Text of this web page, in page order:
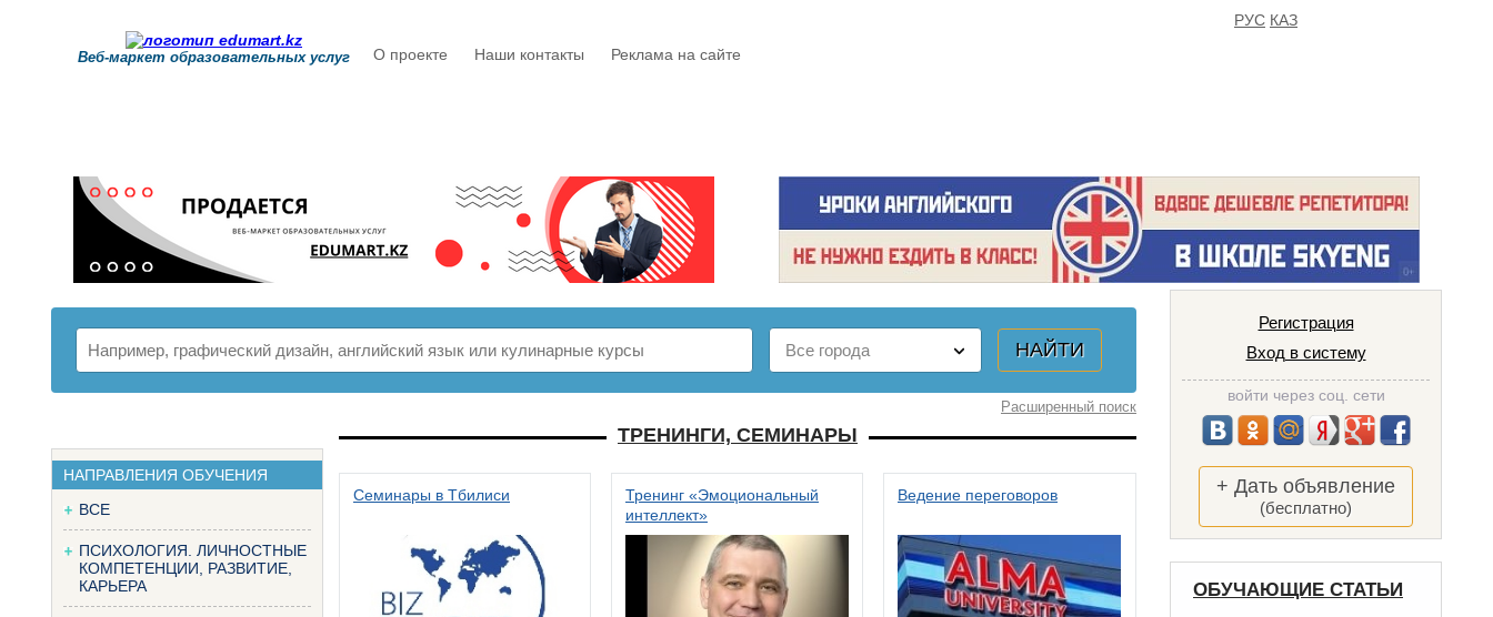
Веб-маркет образовательных услуг О проекте Наши контакты Реклама на сайте
РУС КАЗ
Расширенный поиск
НАПРАВЛЕНИЯ ОБУЧЕНИЯ
ВСЕ
ПСИХОЛОГИЯ. ЛИЧНОСТНЫЕ
КОМПЕТЕНЦИИ, РАЗВИТИЕ,
КАРЬЕРА
ТРЕНИНГИ, СЕМИНАРЫ
Семинары в Тбилиси
Тренинг «Эмоциональный
интеллект»
Ведение переговоров
Регистрация
Вход в систему
войти через соц. сети
+ Дать объявление
(бесплатно)
ОБУЧАЮЩИЕ СТАТЬИ